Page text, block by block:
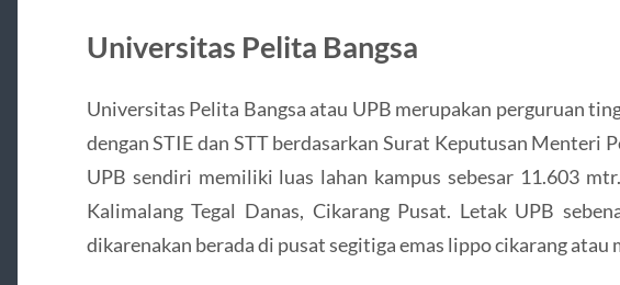
Universitas Pelita Bangsa
Universitas Pelita Bangsa atau UPB merupakan perguruan
dengan STIE dan STT berdasarkan Surat Keputusan Menteri
UPB sendiri memiliki luas lahan kampus sebesar 11.603
Kalimalang Tegal Danas, Cikarang Pusat. Letak UPB
dikarenakan berada di pusat segitiga emas lippo cikarang atau